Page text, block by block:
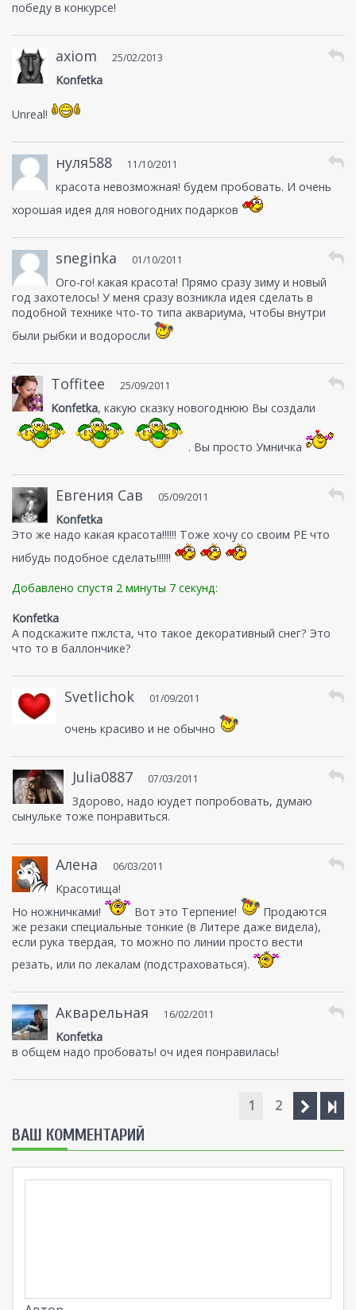
победу в конкурсе!
axiom 25/02/2013
Konfetka
Unreal!
нуля588 11/10/2011
красота невозможная! будем пробовать. И очень
хорошая идея для новогодних подарков
sneginka 01/10/2011
Ого-го! какая красота! Прямо сразу зиму и новый
год захотелось! У меня сразу возникла идея сделать в
подобной технике что-то типа аквариума, чтобы внутри
были рыбки и водоросли
Toffitee 25/09/2011
Konfetka, какую сказку новогоднюю Вы создали
. Вы просто Умничка
Евгения Сав 05/09/2011
Konfetka
Это же надо какая красота!!!!!! Тоже хочу со своим РЕ что
нибудь подобное сделать!!!!!!
Добавлено спустя 2 минуты 7 секунд:
Konfetka
А подскажите пжлста, что такое декоративный снег? Это
что то в баллончике?
Svetlichok 01/09/2011
очень красиво и не обычно
Julia0887 07/03/2011
Здорово, надо юудет попробовать, думаю
сынульке тоже понравиться.
Алена 06/03/2011
Красотища!
Но ножничками!
Вот это Терпение!
Продаются
же резаки специальные тонкие (в Литере даже видела),
если рука твердая, то можно по линии просто вести
резать, или по лекалам (подстраховаться).
Акварельная 16/02/2011
Konfetka
в общем надо пробовать! оч идея понравилась!
1 2
ВАШ КОММЕНТАРИЙ